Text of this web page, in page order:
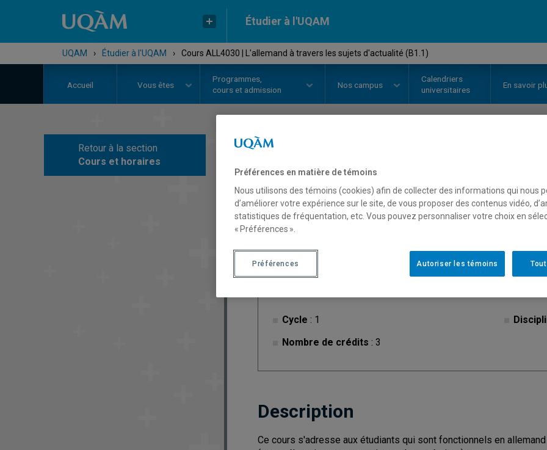
Étudier à l'UQAM
UQAM › Étudier à l'UQAM › Cours ALL4030 | L'allemand à travers les sujets d'actualité (B1.1)
Accueil Vous êtes
Programmes,
cours et admission
Nos campus
Calendriers
universitaires
En savoir
Retour à la section
Cours et horaires
L'allemand à
d'actualité (B1.1)
Description
Cycle : 1
Nombre de crédits : 3
Description
Ce cours s'adresse aux étudiants qui sont fonctionnels en
Préférences en matière de témoins
Nous utilisons des témoins (cookies) afin de collecter des informations qui nous
d’améliorer votre expérience sur le site, de vous proposer des contenus vidéo,
statistiques de fréquentation, etc. Vous pouvez personnaliser votre choix en
« Préférences ».
Autoriser les témoins
Préférences